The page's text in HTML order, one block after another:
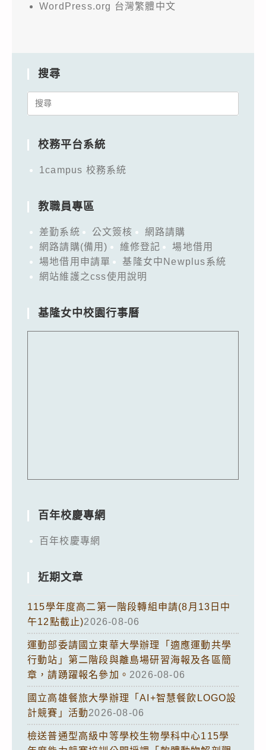
WordPress.org 台灣繁體中文
搜尋
Search
校務平台系統
1campus 校務系統
教職員專區
差勤系統 公文簽核
網路請購
網路請購(備用)
維修登記
場地借用
場地借用申請單
基隆女中Newplus系統
網站維護之css使用說明
基隆女中校園行事曆
百年校慶專網
百年校慶專網
近期文章
115學年度高二第一階段轉組申請(8月13日中
午12點截止)2026-08-06
運動部委請國立東華大學辦理「適應運動共學
行動站」第二階段與離島場研習海報及各區簡
章，請踴躍報名參加。 2026-08-06
國立高雄餐旅大學辦理「AI+智慧餐飲LOGO設
計競賽」活動2026-08-06
檢送普通型高級中等學校生物學科中心115學